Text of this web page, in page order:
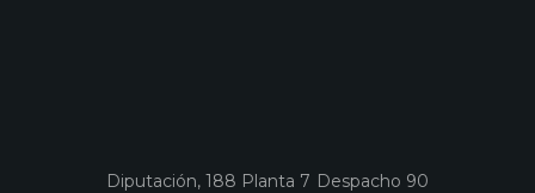
Diputación, 188 Planta 7 Despacho 90